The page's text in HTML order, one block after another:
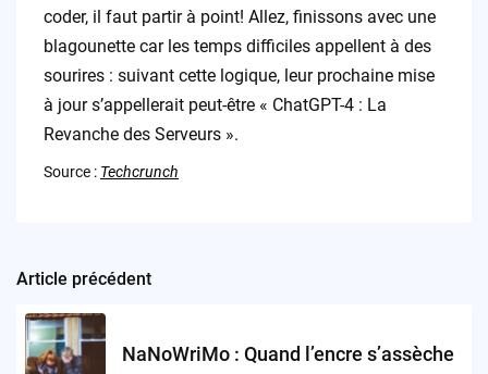
coder, il faut partir à point! Allez, finissons avec une
blagounette car les temps difficiles appellent à des
sourires : suivant cette logique, leur prochaine mise
à jour s’appellerait peut-être « ChatGPT-4 : La
Revanche des Serveurs ».
Source : Techcrunch
Post
navigation
Article précédent
NaNoWriMo : Quand l’encre s’assèche